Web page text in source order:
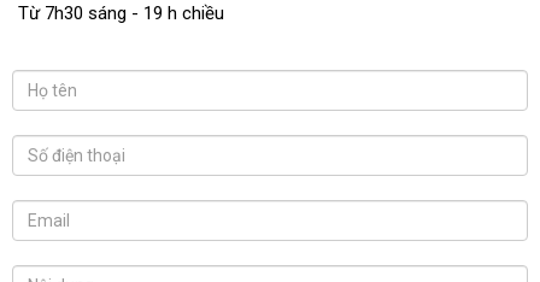
Từ 7h30 sáng - 19 h chiều